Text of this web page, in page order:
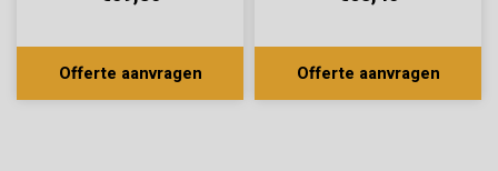
Offerte aanvragen Offerte aanvragen